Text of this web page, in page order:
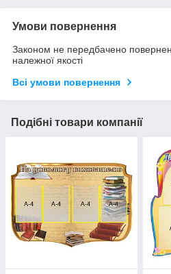
Умови повернення
Законом не передбачено
належної якості
Всі умови повернення
Подібні товари компанії